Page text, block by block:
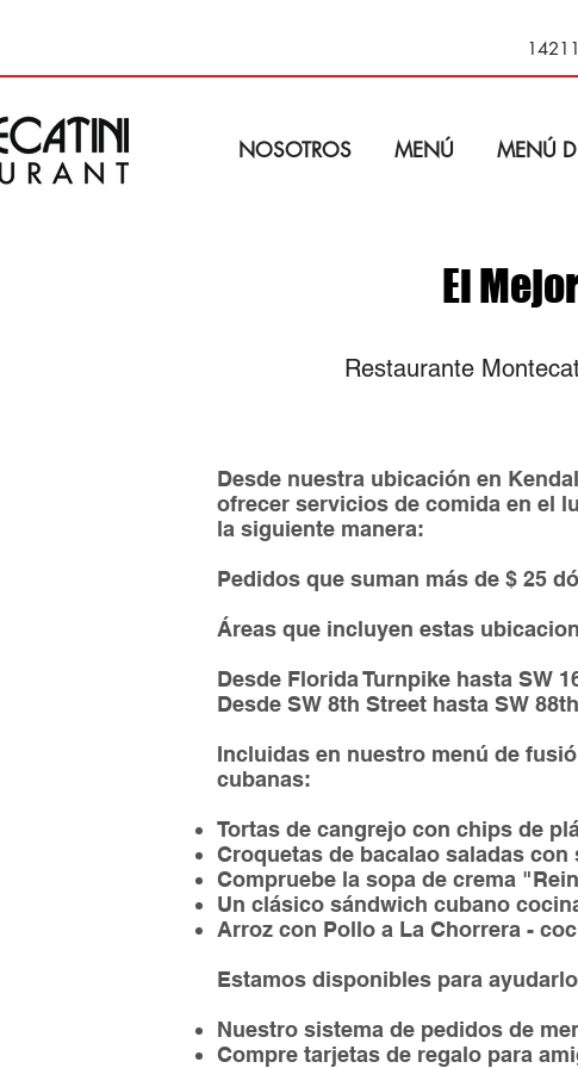
NOSOTROS MENÚ MENÚ
El
Restaurante
Desde nuestra ubicación en
ofrecer servicios de comida en el
la siguiente manera:
Pedidos que suman más de $ 25
Áreas que incluyen estas
Desde Florida Turnpike hasta SW
Desde SW 8th Street hasta SW
Incluidas en nuestro menú de
cubanas:
Tortas de cangrejo con chips de
Croquetas de bacalao saladas
Compruebe la sopa de crema
Un clásico sándwich cubano
Arroz con Pollo a La Chorrera -
Estamos disponibles para
Nuestro sistema de pedidos de
Compre tarjetas de regalo para